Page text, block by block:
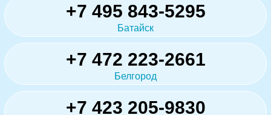
+7 495 843-5295
Батайск
+7 472 223-2661
Белгород
+7 423 205-9830